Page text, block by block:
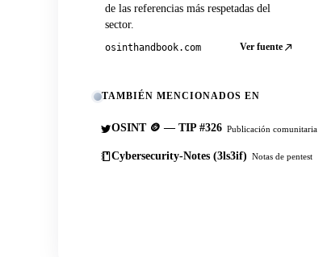
de las referencias más respetadas del
sector.
osinthandbook.com Ver fuente
TAMBIÉN MENCIONADOS EN
OSINT 🪙 — TIP #326 Publicación comunitaria
Cybersecurity-Notes (3ls3if) Notas de pentest